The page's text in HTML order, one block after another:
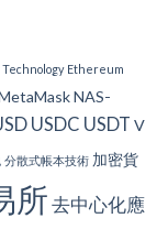
Ethereum
NAS-
USDC USDT V
分散式帳本技術 加密貨
所 去中心化應